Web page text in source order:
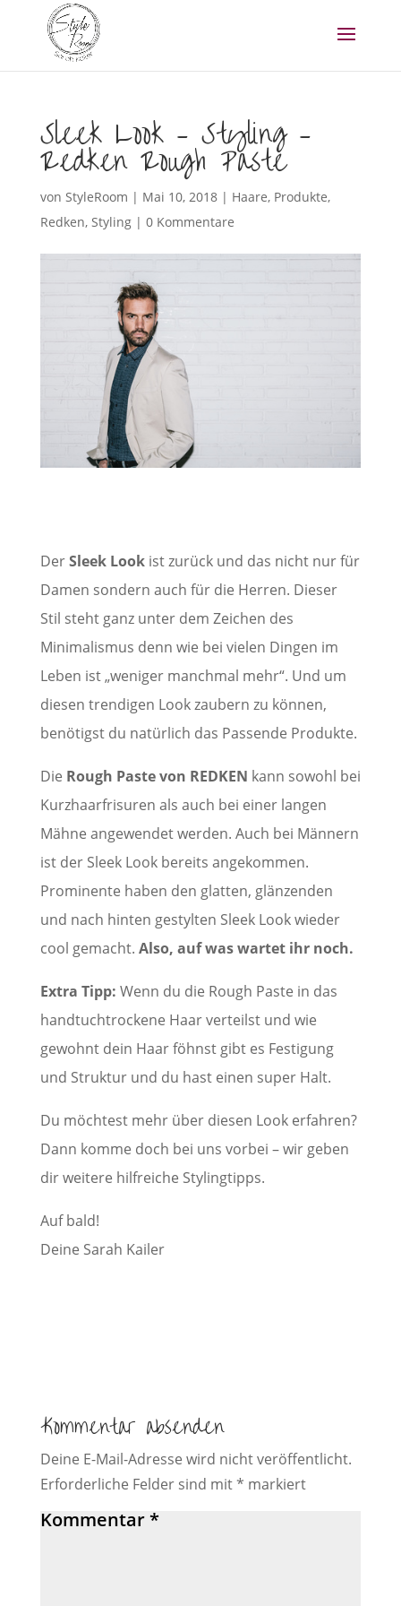
Sleek Look – Styling –
Redken Rough Paste
von StyleRoom | Mai 10, 2018| Haare, Produkte,
Redken, Styling| 0 Kommentare
DerSleek Lookist zurück und das nicht nur für
Damen sondern auch für die Herren. Dieser
Stil steht ganz unter dem Zeichen des
Minimalismus denn wie bei vielen Dingen im
Leben ist „weniger manchmal mehr“. Und um
diesen trendigen Look zaubern zu können,
benötigst du natürlich das Passende Produkte.
Die Rough Paste von REDKEN kann sowohl bei
Kurzhaarfrisuren als auch bei einer langen
Mähne angewendet werden. Auch bei Männern
ist der Sleek Look bereits angekommen.
Prominente haben den glatten, glänzenden
und nach hinten gestylten Sleek Look wieder
cool gemacht. Also, auf was wartet ihr noch.
Extra Tipp: Wenn du die Rough Paste in das
handtuchtrockene Haar verteilst und wie
gewohnt dein Haar föhnst gibt es Festigung
und Struktur und du hast einen super Halt.
Du möchtest mehr über diesen Look erfahren?
Dann komme doch bei uns vorbei – wir geben
dir weitere hilfreiche Stylingtipps.
Auf bald!
Deine Sarah Kailer
Kommentar absenden
Deine E-Mail-Adresse wird nicht veröffentlicht.
Erforderliche Felder sind mit* markiert